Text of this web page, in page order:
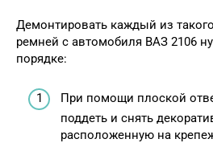
Демонтировать каждый из
ремней с автомобиля ВАЗ 2106
порядке:
При помощи плоской
поддеть и снять
расположенную на